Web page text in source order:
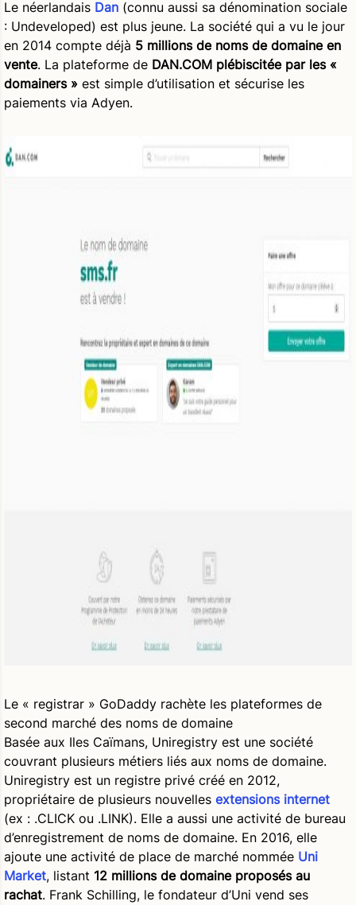
Le néerlandais Dan (connu aussi sa dénomination sociale
: Undeveloped) est plus jeune. La société qui a vu le jour
en 2014 compte déjà 5 millions de noms de domaine en
vente. La plateforme de DAN.COM plébiscitée par les «
domainers » est simple d’utilisation et sécurise les
paiements via Adyen.
Le « registrar » GoDaddy rachète les plateformes de
second marché des noms de domaine
Basée aux Iles Caïmans, Uniregistry est une société
couvrant plusieurs métiers liés aux noms de domaine.
Uniregistry est un registre privé créé en 2012,
propriétaire de plusieurs nouvelles extensions internet
(ex : .CLICK ou .LINK). Elle a aussi une activité de bureau
d’enregistrement de noms de domaine. En 2016, elle
ajoute une activité de place de marché nommée Uni
Market, listant 12 millions de domaine proposés au
rachat. Frank Schilling, le fondateur d’Uni vend ses